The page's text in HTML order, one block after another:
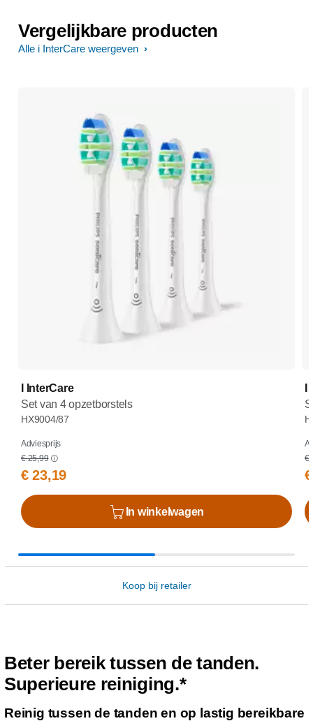
Vergelijkbare producten
Alle i InterCare weergeven
I InterCare
Set van 4 opzetborstels
HX9004/87
Adviesprijs
€ 25,99
€ 23,19
In winkelwagen
€
Koop bij retailer
Beter bereik tussen de tanden.
Superieure reiniging.*
Reinig tussen de tanden en op lastig bereikbare